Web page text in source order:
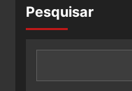
Pesquisar